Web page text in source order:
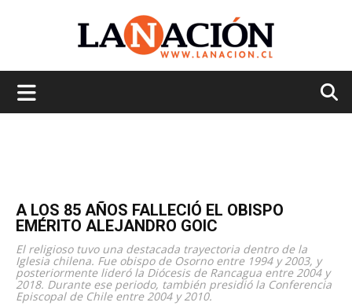
A LOS 85 AÑOS FALLECIÓ EL OBISPO
EMÉRITO ALEJANDRO GOIC
El religioso tuvo una destacada trayectoria dentro de la
Iglesia chilena. Fue obispo de Osorno entre 1994 y 2003, y
posteriormente lideró la Diócesis de Rancagua entre 2004 y
2018. Durante ese periodo, también presidió la Conferencia
Episcopal de Chile entre 2004 y 2010.